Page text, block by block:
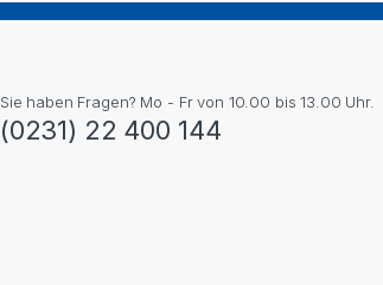
Sie haben Fragen? Mo - Fr von 10.00 bis 13.00 Uhr.
(0231) 22 400 144